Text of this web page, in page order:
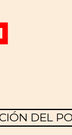
DEL